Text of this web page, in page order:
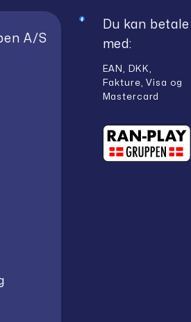
A/S
Du kan betale
med:
EAN, DKK,
Fakture, Visa og
Mastercard